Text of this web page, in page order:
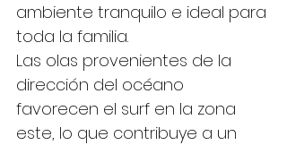
ambiente tranquilo e ideal para
toda la familia.
Las olas provenientes de la
dirección del océano
favorecen el surf en la zona
este, lo que contribuye a un